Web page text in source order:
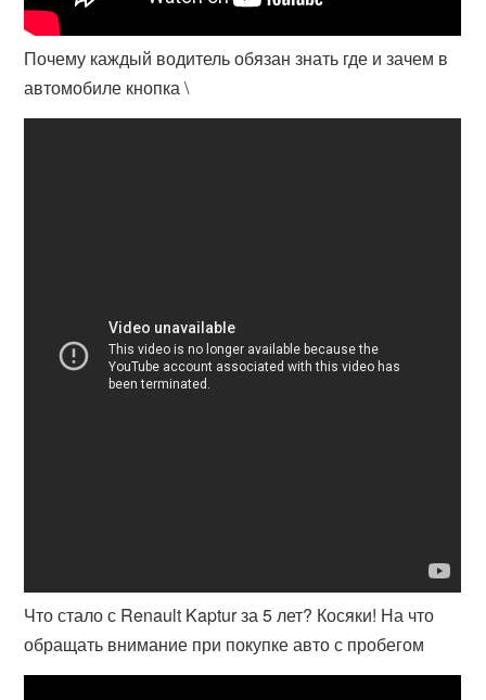
Почему каждый водитель обязан знать где и зачем в
автомобиле кнопка \
Что стало с Renault Kaptur за 5 лет? Косяки! На что
обращать внимание при покупке авто с пробегом